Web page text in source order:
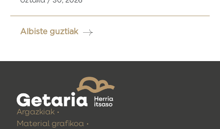
Albiste guztiak
Argazkiak
Material grafikoa